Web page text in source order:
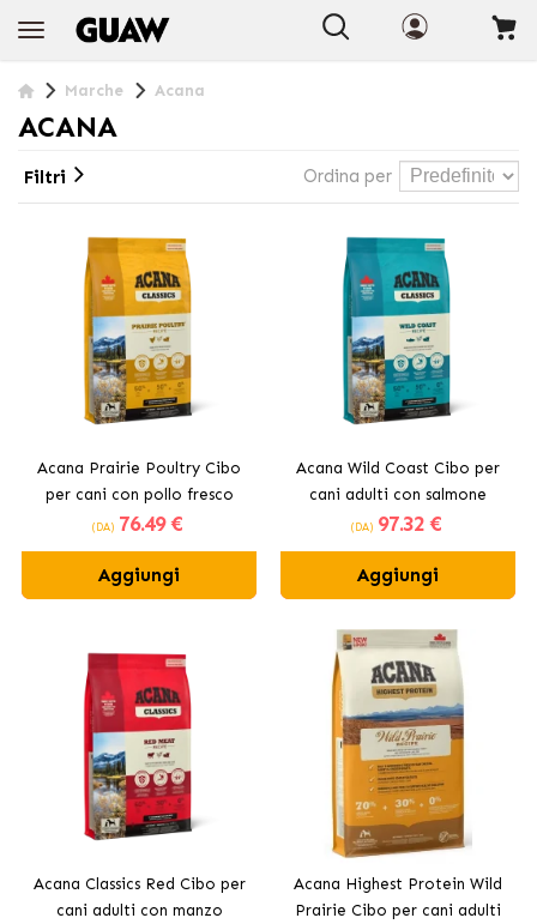
Marche Acana
ACANA
Ordina per
Filtri
Acana Prairie Poultry Cibo
per cani con pollo fresco
(DA) 76.49 €
Aggiungi
Acana Wild Coast Cibo per
cani adulti con salmone
(DA) 97.32 €
Aggiungi
Acana Classics Red Cibo per
cani adulti con manzo
Acana Highest Protein Wild
Prairie Cibo per cani adulti